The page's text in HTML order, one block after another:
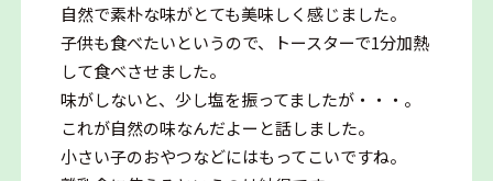
自然で素朴な味がとても美味しく感じました。
子供も食べたいというので、トースターで1分加熱
して食べさせました。
味がしないと、少し塩を振ってましたが・・・。
これが自然の味なんだよーと話しました。
小さい子のおやつなどにはもってこいですね。